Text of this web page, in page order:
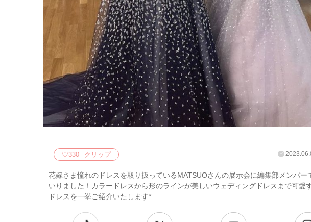
♡330 クリップ
花嫁さま憧れのドレスを取り扱っているMATSUOさんの展示会に編集部メンバー
いりました！カラードレスから形のラインが美しいウェディングドレスまで可愛
ドレスを一挙ご紹介いたします*